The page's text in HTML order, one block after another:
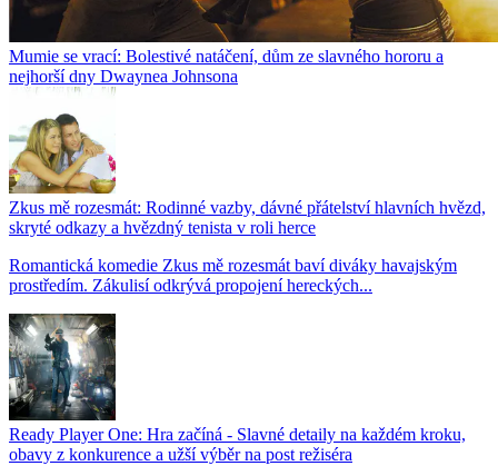
Mumie se vrací: Bolestivé natáčení, dům ze slavného hororu a
nejhorší dny Dwaynea Johnsona
Zkus mě rozesmát: Rodinné vazby, dávné přátelství hlavních hvězd,
skryté odkazy a hvězdný tenista v roli herce
Romantická komedie Zkus mě rozesmát baví diváky havajským
prostředím. Zákulisí odkrývá propojení hereckých...
Ready Player One: Hra začíná - Slavné detaily na každém kroku,
obavy z konkurence a užší výběr na post režiséra